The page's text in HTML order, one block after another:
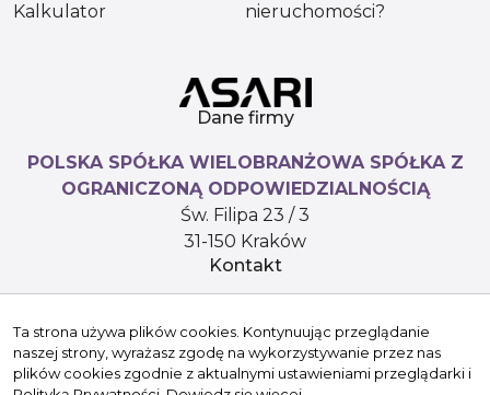
Kalkulator
nieruchomości?
Dane firmy
POLSKA SPÓŁKA WIELOBRANŻOWA SPÓŁKA Z
OGRANICZONĄ ODPOWIEDZIALNOŚCIĄ
Św. Filipa 23 / 3
31-150 Kraków
Kontakt
+48 510 296 799
Znajdziesz nas tu
Ta strona używa plików cookies. Kontynuując przeglądanie
naszej strony, wyrażasz zgodę na wykorzystywanie przez nas
plików cookies zgodnie z aktualnymi ustawieniami przeglądarki i